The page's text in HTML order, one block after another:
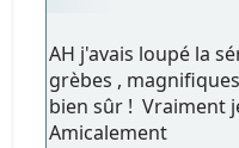
AH j'avais loupé la
grèbes ,
bien sûr ! Vraiment
Amicalement